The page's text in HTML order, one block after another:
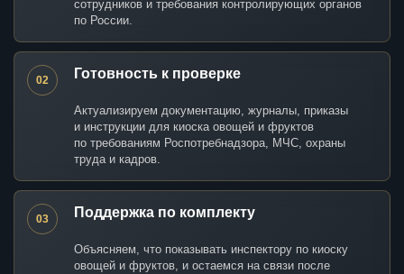
сотрудников и требования контролирующих органов
по России.
02 Готовность к проверке
Актуализируем документацию, журналы, приказы
и инструкции для киоска овощей и фруктов
по требованиям Роспотребнадзора, МЧС, охраны
труда и кадров.
03 Поддержка по комплекту
Объясняем, что показывать инспектору по киоску
овощей и фруктов, и остаемся на связи после